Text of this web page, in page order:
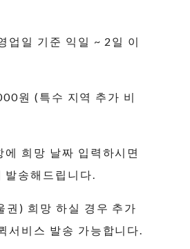
업일 기준 익일 ~ 2일 이
원 (특수 지역 추가 비
에 희망 날짜 입력하시면
발송해드립니다.
권) 희망 하실 경우 추가
서비스 발송 가능합니다.